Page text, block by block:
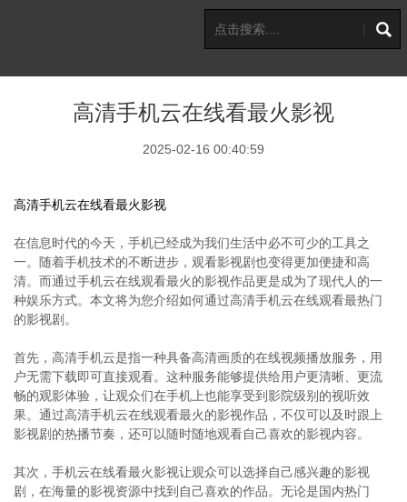
高清手机云在线看最火影视
2025-02-16 00:40:59
高清手机云在线看最火影视
在信息时代的今天，手机已经成为我们生活中必不可少的工具之
一。随着手机技术的不断进步，观看影视剧也变得更加便捷和高
清。而通过手机云在线观看最火的影视作品更是成为了现代人的一
种娱乐方式。本文将为您介绍如何通过高清手机云在线观看最热门
的影视剧。
首先，高清手机云是指一种具备高清画质的在线视频播放服务，用
户无需下载即可直接观看。这种服务能够提供给用户更清晰、更流
畅的观影体验，让观众们在手机上也能享受到影院级别的视听效
果。通过高清手机云在线观看最火的影视作品，不仅可以及时跟上
影视剧的热播节奏，还可以随时随地观看自己喜欢的影视内容。
其次，手机云在线看最火影视让观众可以选择自己感兴趣的影视
剧，在海量的影视资源中找到自己喜欢的作品。无论是国内热门